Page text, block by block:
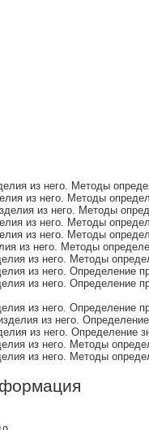
из него. Методы
из него. Методы
из него. Методы
из него. Методы
из него. Методы
из него. Методы
из него. Методы
из него. Определение
из него. Определение
из него. Определение
из него.
из него. Определение
из него. Методы
из него. Методы